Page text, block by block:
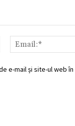
Nume:*
e-mail și site-ul web